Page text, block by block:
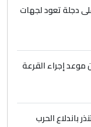
454 تجاوزاً على دجلة تعود لجهات
موعد إجراء القرعة
باندلاع الحرب